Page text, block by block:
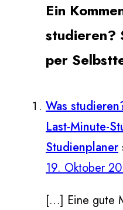
Ein
studieren?
per
Was
Last-Minute-
Studienplaner
19. Oktober
[…] Eine gute